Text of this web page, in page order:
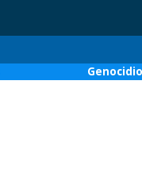
Genocidio